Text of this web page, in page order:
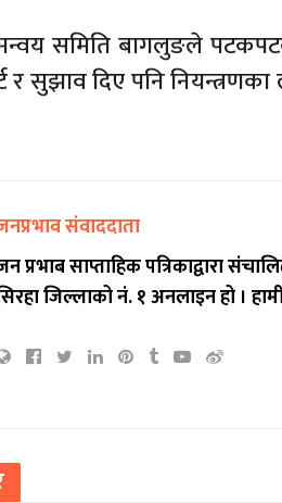
समिति बागलुङले
र सुझाव दिए पनि
संवाददाता
प्रभाब साप्ताहिक पत्रिकाद्वारा
जिल्लाको नं. १ अनलाइन हो ।